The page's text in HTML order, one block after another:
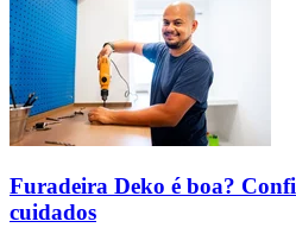
Furadeira Deko é boa?
cuidados